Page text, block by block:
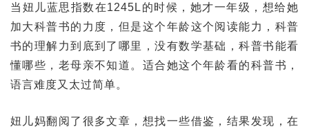
当妞儿蓝思指数在1245L的时候，她才一年级，想给她
加大科普书的力度，但是这个年龄这个阅读能力，科普
书的理解力到底到了哪里，没有数学基础，科普书能看
懂哪些，老母亲不知道。适合她这个年龄看的科普书，
语言难度又太过简单。
妞儿妈翻阅了很多文章，想找一些借鉴，结果发现，在